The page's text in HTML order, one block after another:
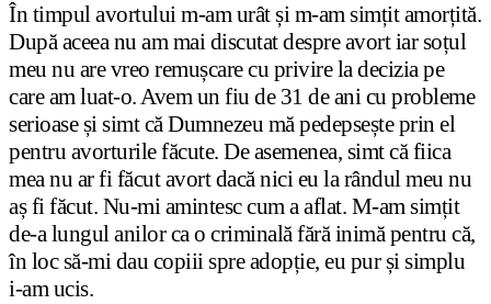
În timpul avortului m-am urât și m-am simțit amorțită.
După aceea nu am mai discutat despre avort iar soțul
meu nu are vreo remușcare cu privire la decizia pe
care am luat-o. Avem un fiu de 31 de ani cu probleme
serioase și simt că Dumnezeu mă pedepsește prin el
pentru avorturile făcute. De asemenea, simt că fiica
mea nu ar fi făcut avort dacă nici eu la rândul meu nu
aș fi făcut. Nu-mi amintesc cum a aflat. M-am simțit
de-a lungul anilor ca o criminală fără inimă pentru că,
în loc să-mi dau copiii spre adopție, eu pur și simplu
i-am ucis.